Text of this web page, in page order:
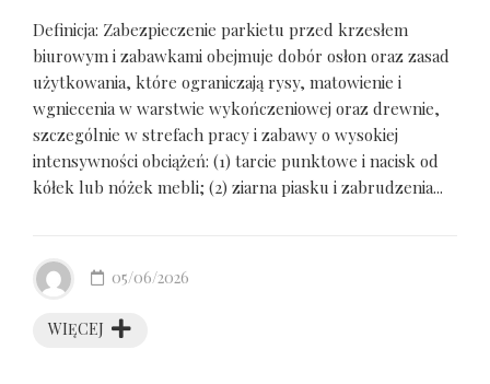
Definicja: Zabezpieczenie parkietu przed krzesłem
biurowym i zabawkami obejmuje dobór osłon oraz zasad
użytkowania, które ograniczają rysy, matowienie i
wgniecenia w warstwie wykończeniowej oraz drewnie,
szczególnie w strefach pracy i zabawy o wysokiej
intensywności obciążeń: (1) tarcie punktowe i nacisk od
kółek lub nóżek mebli; (2) ziarna piasku i zabrudzenia...
WIĘCEJ
05/06/2026